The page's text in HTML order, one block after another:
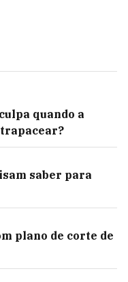
quando a
saber para
plano de corte de